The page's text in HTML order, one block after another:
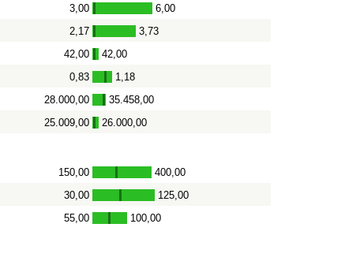
3,00 - 6,00
2,17 - 3,73
42,00 - 42,00
0,83 - 1,18
28.000,00 - 35.458,00
25.009,00 - 26.000,00
150,00 - 400,00
30,00 - 125,00
55,00 - 100,00